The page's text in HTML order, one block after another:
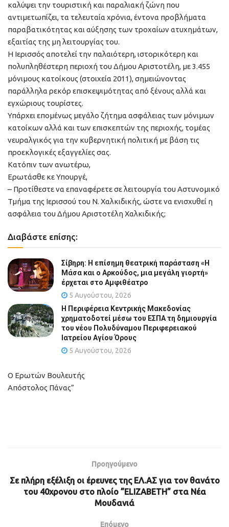
καλύψει την τουριστική και παραλιακή ζώνη που
αντιμετωπίζει, τα τελευταία χρόνια, έντονα προβλήματα
παραβατικότητας και αύξησης των τροχαίων ατυχημάτων,
εξαιτίας της μη λειτουργίας του.
Η Ιερισσός αποτελεί την παλαιότερη, ιστορικότερη και
πολυπληθέστερη περιοχή του Δήμου Αριστοτέλη, με 3.455
μόνιμους κατοίκους (στοιχεία 2011), σημειώνοντας
παράλληλα ρεκόρ επισκεψιμότητας από ξένους αλλά και
εγχώριους τουρίστες.
Υπάρχει επομένως μεγάλο ζήτημα ασφάλειας των μόνιμων
κατοίκων αλλά και των επισκεπτών της περιοχής, τομέας
νευραλγικός για την κυβερνητική πολιτική με βάση τις
προεκλογικές εξαγγελίες σας.
Κατόπιν των ανωτέρω,
Ερωτάσθε κε Υπουργέ,
– Προτίθεστε να επαναφέρετε σε λειτουργία του Αστυνομικό
Τμήμα της Ιερισσού του Ν. Χαλκιδικής, ώστε να ενισχυθεί η
ασφάλεια του Δήμου Αριστοτέλη Χαλκιδικής;
Διαβάστε επίσης:
Σίβηρη: Η επίσημη θεατρική παράσταση «Η
Μάσα και ο Αρκούδος, μια μεγάλη γιορτή»
έρχεται στο Αμφιθέατρο
5 Αυγούστου, 2026
Η Περιφέρεια Κεντρικής Μακεδονίας
χρηματοδοτεί μέσω του ΕΣΠΑ τη δημιουργία
του νέου Πολυδύναμου Περιφερειακού
Ιατρείου Αγίου Όρους
5 Αυγούστου, 2026
Ο Ερωτών Βουλευτής
Απόστολος Πάνας”
Προηγούμενο
Σε πλήρη εξέλιξη οι έρευνες της ΕΛ.ΑΣ για τον θανάτο
του 40χρονου στο πλοίο ”ELIZABETH” στα Νέα
Μουδανιά
Επόμενο